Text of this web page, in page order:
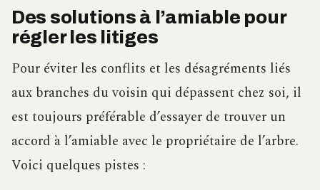
Des solutions à l’amiable pour
régler les litiges
Pour éviter les conflits et les désagréments liés
aux branches du voisin qui dépassent chez soi, il
est toujours préférable d’essayer de trouver un
accord à l’amiable avec le propriétaire de l’arbre.
Voici quelques pistes :